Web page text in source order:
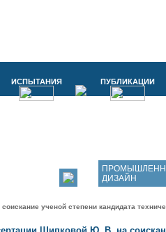
ДИЗАЙН
ученой степени кандидата
ИСПЫТАНИЯ ПУБЛИКАЦИИ